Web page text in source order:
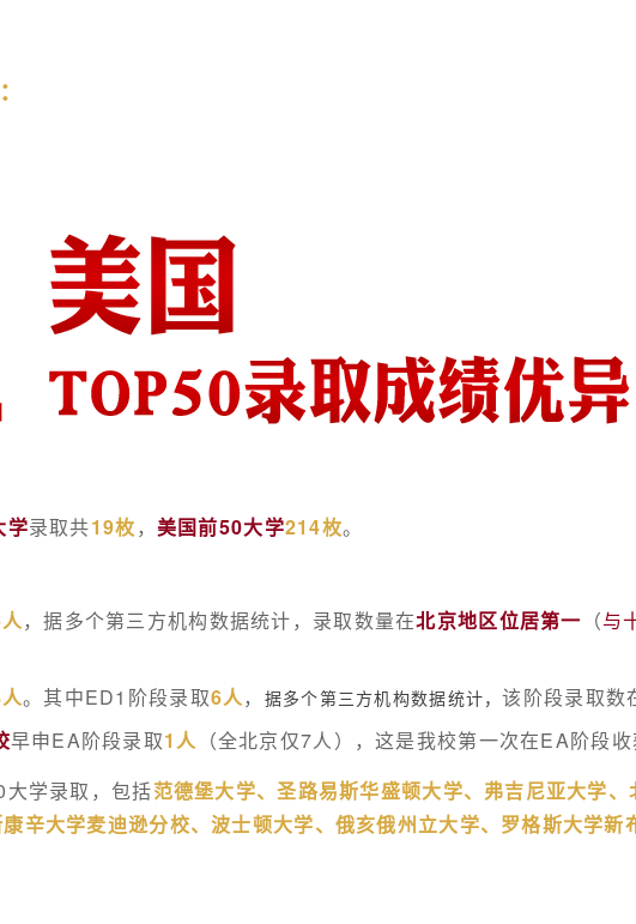
学录取共19枚 ， 美国前50大学214枚。
，据多个第三方机构数据统计，录取数量在北京地区位居第一 （与
。其中ED1阶段录取6人， 据多个第三方机构数据统计，该阶段录取数
早申EA阶段录取1人 （全北京仅7人） ，这是我校第一次在EA阶段收
学录取，包括范德堡大学、圣路易斯华盛顿大学、弗吉尼亚大学
辛大学麦迪逊分校、波士顿大学、俄亥俄州立大学、罗格斯大学新